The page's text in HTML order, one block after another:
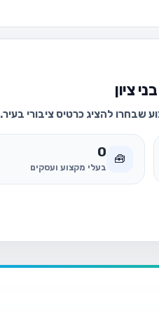
ציון
שבחרו להציג כרטיס ציבורי בעיר.
🧰
0
בעלי מקצוע ועסקים